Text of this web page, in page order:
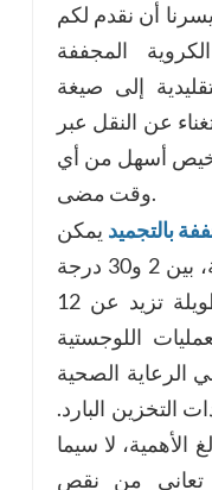
يسرنا أن نقدم لكم
المجففة
إلى صيغة
عن النقل عبر
أسهل من أي
وقت مضى.
بالتجميد يمكن
تخزينها في درجة حرارة الغرفة، بين 2 و30 درجة
مئوية، وتتميز بفترة صلاحية طويلة تزيد عن 12
اللوجستية
الصحية
التخزين البارد.
الأهمية، لا سيما
تعاني من نقص